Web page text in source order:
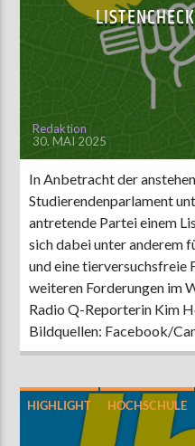
Redaktion
30. MAI 2025
In Anbetracht der
Studierendenparlament
antretende Partei einem
sich dabei unter anderem
und eine tierversuchsfreie
weiteren Forderungen im
Radio Q-Reporterin Kim
Bildquellen: Facebook/
HIGHLIGHT HOCHSCHULE
STUPA-WAHL 2025